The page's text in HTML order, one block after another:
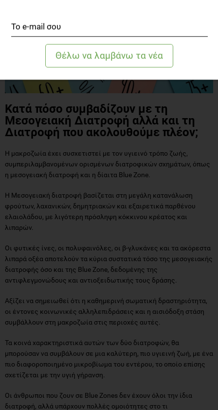
Κατά πόσο συμβαδίζουν με τη
Μεσογειακή Διατροφή αλλά και τη
Διατροφή που ακολουθούμε πλέον;
Η μακροζωία έχει συσχετιστεί με τον υγιεινό τρόπο ζωής,
συμπεριλαμβανομένων ορισμένων διατροφικών σχημάτων, όπως
η μεσογειακή διατροφή και η δίαιτα Blue Zone.
Η Μεσογειακή διατροφή βασίζεται στη μεγάλη κατανάλωση
φρούτων, λαχανικών, δημητριακών και εξαιρετικά παρθένου
ελαιολάδου, με λιγότερη πρόσληψη κόκκινου κρέατος και
λιπαρών.
Οι φυτικές ίνες, οι πολυφαινόλες, οι β-γλυκάνες και τα ακόρεστα
λιπαρά οξέα αποτελούν τα κύρια συστατικά τόσο της μεσογειακής
διατροφής όσο και της Blue Zone, δεδομένης της
αντιφλεγμονώδους και αντιοξειδωτικής τους δράσης.
Αξίζει να σημειωθεί ότι η καθημερινή σωματική δραστηριότητα,
οι έντονες κοινωνικές αλληλεπιδράσεις και η αισιόδοξη στάση
συμβάλλουν στη μακροζωία στις περιοχές αυτές.
Τα κοινά χαρακτηριστικά αυτών των δύο διατροφών, θα
μπορούσαν να συμβάλουν σε μια καλύτερη, πιο υγιεινή ζωή, με ένα
πιο διαφοροποιημένο μικροβίωμα του εντέρου, το οποίο επίσης
σχετίζεται με την υγιή γήρανση.
Οι άνθρωποι που ζουν σε Blue Zones δεν έχουν όλοι την ίδια
διατροφή, αλλά υπάρχουν πολλές ομοιότητες στο τι